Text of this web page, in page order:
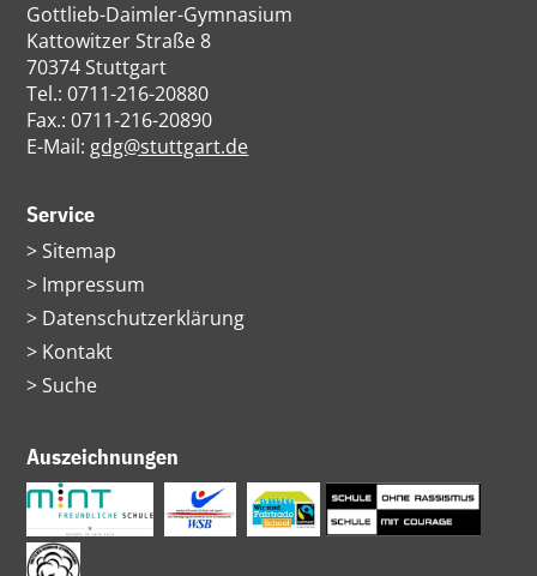
Gottlieb-Daimler-Gymnasium
Kattowitzer Straße 8
70374 Stuttgart
Tel.: 0711-216-20880
Fax.: 0711-216-20890
E-Mail: gdg@stuttgart.de
Service
Navigation
überspringen
Sitemap
Impressum
Datenschutzerklärung
Kontakt
Suche
Auszeichnungen